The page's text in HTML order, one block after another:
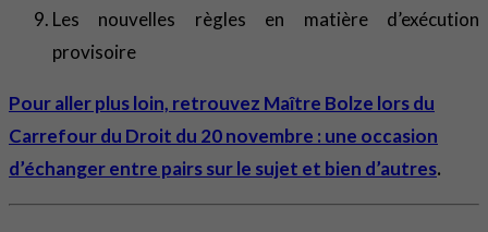
Les nouvelles règles en matière d’exécution
provisoire
Pour aller plus loin, retrouvez Maître Bolze lors du
Carrefour du Droit du 20 novembre : une occasion
d’échanger entre pairs sur le sujet et bien d’autres.